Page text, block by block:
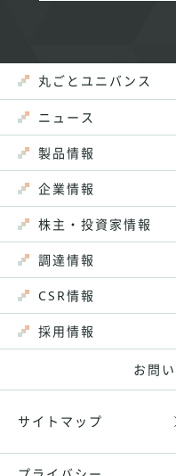
丸ごとユニバンス
ニュース
製品情報
企業情報
株主・投資家情報
調達情報
CSR情報
採用情報
お問
サイトマップ